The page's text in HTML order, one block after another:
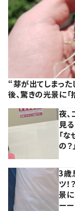
“芽が出てしまっ
後、驚きの光景に「
夜
見
「
の？」
3歳
ツ
景
ーー